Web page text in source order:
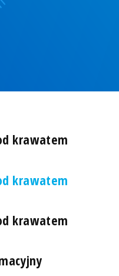
krawatem
krawatem
krawatem